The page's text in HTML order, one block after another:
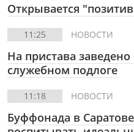
Открывается
11:25 НОВОСТИ
На пристава
служебном подлоге
11:18 НОВОСТИ
Буффонада в